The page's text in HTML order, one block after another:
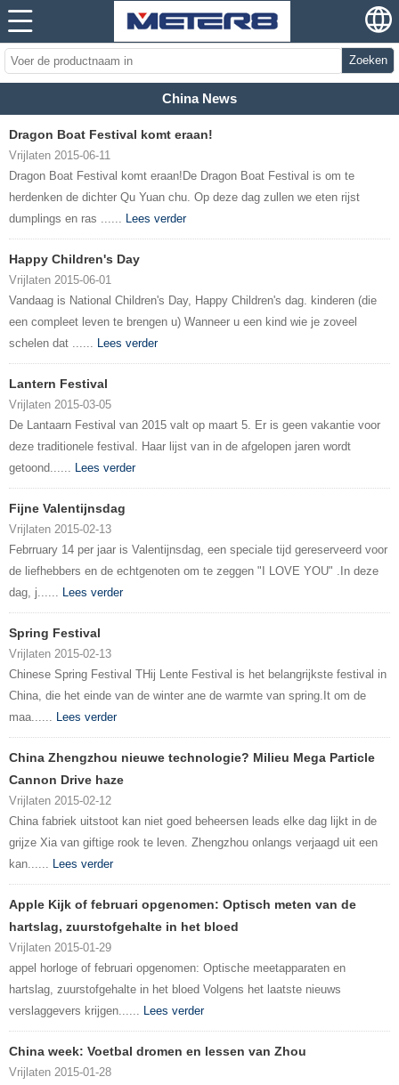
Zoeken
China News
Dragon Boat Festival komt eraan!
Vrijlaten 2015-06-11
Dragon Boat Festival komt eraan!De Dragon Boat Festival is om te
herdenken de dichter Qu Yuan chu. Op deze dag zullen we eten rijst
dumplings en ras ...... Lees verder
Happy Children's Day
Vrijlaten 2015-06-01
Vandaag is National Children's Day, Happy Children's dag. kinderen (die
een compleet leven te brengen u) Wanneer u een kind wie je zoveel
schelen dat ...... Lees verder
Lantern Festival
Vrijlaten 2015-03-05
De Lantaarn Festival van 2015 valt op maart 5. Er is geen vakantie voor
deze traditionele festival. Haar lijst van in de afgelopen jaren wordt
getoond...... Lees verder
Fijne Valentijnsdag
Vrijlaten 2015-02-13
Febrruary 14 per jaar is Valentijnsdag, een speciale tijd gereserveerd voor
de liefhebbers en de echtgenoten om te zeggen "I LOVE YOU" .In deze
dag, j...... Lees verder
Spring Festival
Vrijlaten 2015-02-13
Chinese Spring Festival THij Lente Festival is het belangrijkste festival in
China, die het einde van de winter ane de warmte van spring.It om de
maa...... Lees verder
China Zhengzhou nieuwe technologie? Milieu Mega Particle
Cannon Drive haze
Vrijlaten 2015-02-12
China fabriek uitstoot kan niet goed beheersen leads elke dag lijkt in de
grijze Xia van giftige rook te leven. Zhengzhou onlangs verjaagd uit een
kan...... Lees verder
Apple Kijk of februari opgenomen: Optisch meten van de
hartslag, zuurstofgehalte in het bloed
Vrijlaten 2015-01-29
appel horloge of februari opgenomen: Optische meetapparaten en
hartslag, zuurstofgehalte in het bloed Volgens het laatste nieuws
verslaggevers krijgen...... Lees verder
China week: Voetbal dromen en lessen van Zhou
Vrijlaten 2015-01-28